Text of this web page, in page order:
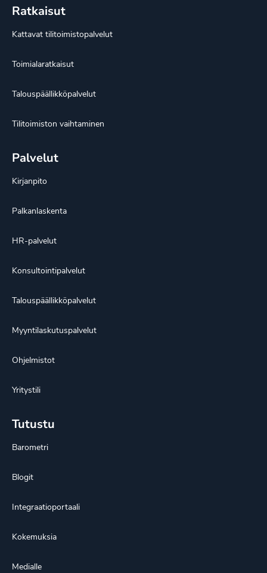
Ratkaisut
Kattavat tilitoimistopalvelut
Toimialaratkaisut
Talouspäällikköpalvelut
Tilitoimiston vaihtaminen
Palvelut
Kirjanpito
Palkanlaskenta
HR-palvelut
Konsultointipalvelut
Talouspäällikköpalvelut
Myyntilaskutuspalvelut
Ohjelmistot
Yritystili
Tutustu
Barometri
Blogit
Integraatioportaali
Kokemuksia
Medialle